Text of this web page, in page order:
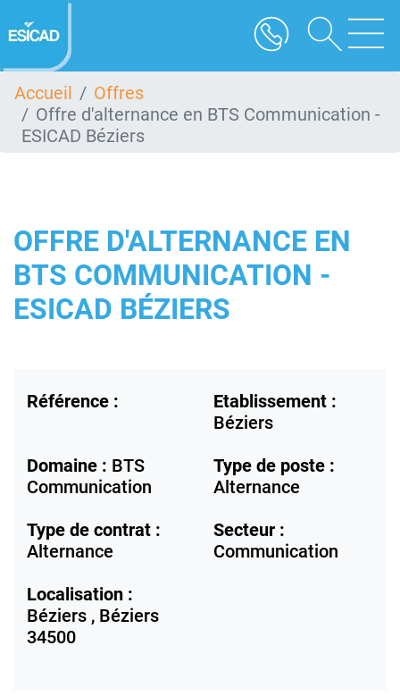
au
contenu
Accueil
Offres
Offre d'alternance en BTS Communication -
ESICAD Béziers
OFFRE D'ALTERNANCE EN
BTS COMMUNICATION -
ESICAD BÉZIERS
Référence :
Etablissement :
Béziers
Domaine : BTS
Communication
Type de poste :
Alternance
Type de contrat :
Alternance
Secteur :
Communication
Localisation :
Béziers , Béziers
34500